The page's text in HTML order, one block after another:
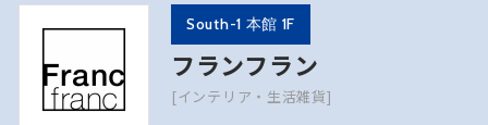
South-1 本館 1F
フランフラン
[インテリア・生活雑貨]